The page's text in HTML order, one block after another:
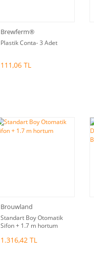
Brewferm®
Plastik Conta- 3 Adet
111,06 TL
Brouwland
Standart Boy Otomatik
Sifon + 1.7 m hortum
1.316,42 TL